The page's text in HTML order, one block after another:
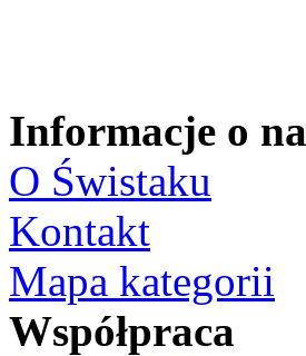
Informacje o
O Świstaku
Kontakt
Mapa kategorii
Współpraca